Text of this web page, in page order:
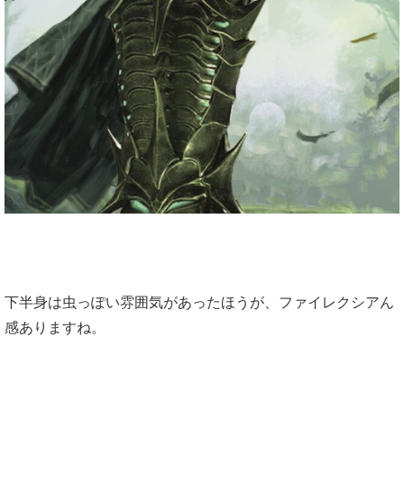
下半身は虫っぽい雰囲気があったほうが、ファイレクシアん
感ありますね。